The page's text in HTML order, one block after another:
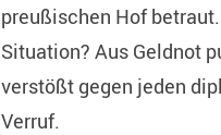
preußischen Hof
Situation? Aus Geldnot
verstößt gegen jeden
Verruf.